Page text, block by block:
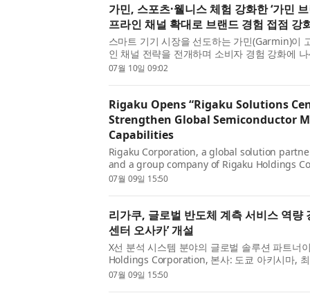
가민, 스포츠·웰니스 체험 강화한 ‘가민
프라인 채널 확대로 브랜드 경험 접점 강
스마트 기기 시장을 선도하는 가민(Garmin)이
인 채널 전략을 전개하며 소비자 경험 강화에
역센터점과 더현대 서울점을 신규 오픈한 데 이
07월 10일 09:02
Rigaku Opens “Rigaku Solutions
Strengthen Global Semiconductor
Capabilities
Rigaku Corporation, a global solution
and a group company of Rigaku Holdings
Akishima, Tokyo; CEO: Jun Kawakami;
07월 09일 15:50
리가쿠, 글로벌 반도체 계측 서비스 역량
센터 오사카’ 개설
X선 분석 시스템 분야의 글로벌 솔루션 파트너
Holdings Corporation, 본사: 도쿄 아키시마,
인 리가쿠(Rigaku Corporation)가 일본 오사카
07월 09일 15:50